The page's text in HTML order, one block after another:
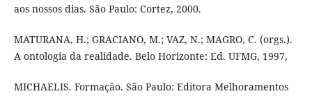
aos nossos dias. São Paulo: Cortez, 2000.
MATURANA, H.; GRACIANO, M.; VAZ, N.; MAGRO, C. (orgs.).
A ontologia da realidade. Belo Horizonte: Ed. UFMG, 1997,
MICHAELIS. Formação. São Paulo: Editora Melhoramentos